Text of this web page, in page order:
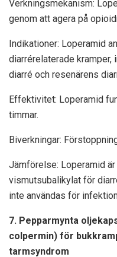
Verkningsmekanism:
genom att agera på
Indikationer: Loperamid
diarrérelaterade kramper,
diarré och resenärens
Effektivitet: Loperamid
timmar.
Biverkningar:
Jämförelse: Loperamid
vismutsubalikylat för
inte användas för
7. Pepparmynta
colpermin) för
tarmsyndrom